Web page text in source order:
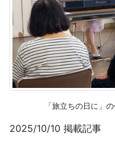
「旅立ちの日に」
2025/10/10 掲載記事